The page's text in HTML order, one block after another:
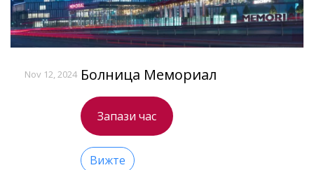
Nov 12, 2024 Болница Мемориал
Запази час
Вижте